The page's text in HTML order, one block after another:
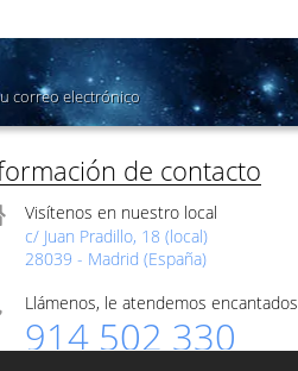
correo electrónico
de contacto
Visítenos en nuestro local
c/ Juan Pradillo, 18 (local)
28039 - Madrid (España)
Llámenos, le atendemos encantados
914 502 330